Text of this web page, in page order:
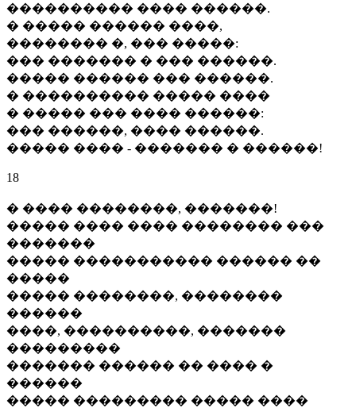
���������� ���� ������.
� ����� ������ ����,
�������� �, ��� �����:
��� ������� � ��� ������.
����� ������ ��� ������.
� ���������� ����� ����
� ����� ��� ���� ������:
��� ������, ���� ������.
����� ���� - ������� � ������!
18
� ���� ��������, �������!
����� ���� ���� �������� ���
�������
����� ����������� ������ ��
�����
����� ��������, ��������
������
����, ����������, �������
���������
������� ������ �� ���� �
������
����� ��������� ����� ����